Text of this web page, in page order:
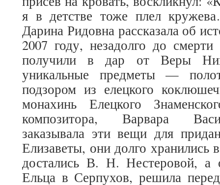
я в детстве тоже плел
Дарина Ридовна рассказала об
2007 году, незадолго до
получили в дар от Веры
уникальные предметы —
подзором из елецкого
монахинь Елецкого
композитора, Варвара
заказывала эти вещи для
Елизаветы, они долго хранились
достались В. Н. Нестеровой, а
Ельца в Серпухов, решила